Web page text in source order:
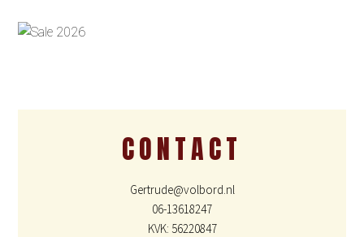
CONTACT
Gertrude@volbord.nl
06-13618247
KVK: 56220847